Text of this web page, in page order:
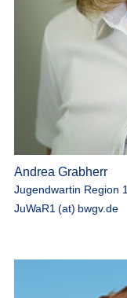
Andrea Grabherr
Jugendwartin Region 1
JuWaR1 (at) bwgv.de